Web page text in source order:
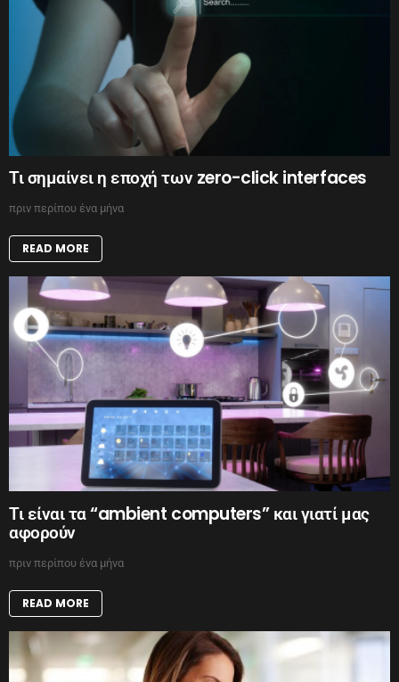
Τι σημαίνει η εποχή των zero-click interfaces
πριν περίπου ένα μήνα
READ MORE
Τι είναι τα “ambient computers” και γιατί μας
αφορούν
πριν περίπου ένα μήνα
READ MORE